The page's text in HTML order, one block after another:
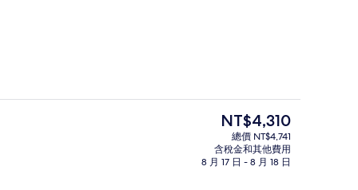
目
的
價
NT$4,310
總價 NT$4,741
含稅金和其他費用
8 月 17 日 - 8 月 18 日